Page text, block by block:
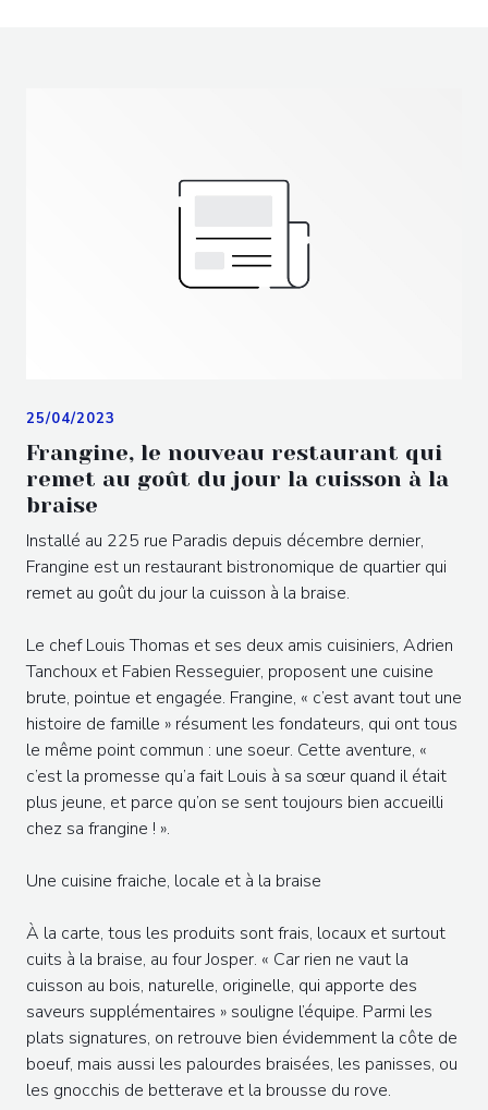
Frangine, le nouveau restaurant qui
remet au goût du jour la cuisson à la
braise
25/04/2023
Installé au 225 rue Paradis depuis décembre dernier,
Frangine est un restaurant bistronomique de quartier qui
remet au goût du jour la cuisson à la braise.
Le chef Louis Thomas et ses deux amis cuisiniers, Adrien
Tanchoux et Fabien Resseguier, proposent une cuisine
brute, pointue et engagée. Frangine, « c’est avant tout une
histoire de famille » résument les fondateurs, qui ont tous
le même point commun : une soeur. Cette aventure, «
c’est la promesse qu’a fait Louis à sa sœur quand il était
plus jeune, et parce qu’on se sent toujours bien accueilli
chez sa frangine ! ».
Une cuisine fraiche, locale et à la braise
À la carte, tous les produits sont frais, locaux et surtout
cuits à la braise, au four Josper. « Car rien ne vaut la
cuisson au bois, naturelle, originelle, qui apporte des
saveurs supplémentaires » souligne l’équipe. Parmi les
plats signatures, on retrouve bien évidemment la côte de
boeuf, mais aussi les palourdes braisées, les panisses, ou
les gnocchis de betterave et la brousse du rove.